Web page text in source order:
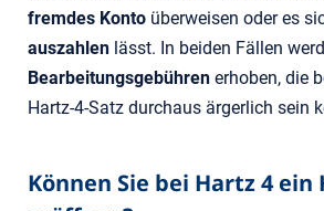
fremdes Konto überweisen oder es
auszahlen lässt. In beiden Fällen
Bearbeitungsgebühren erhoben, die
Hartz-4-Satz durchaus ärgerlich sein
Können Sie bei Hartz 4 ein